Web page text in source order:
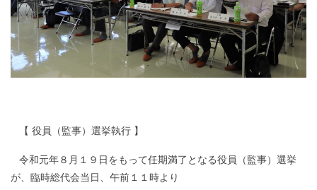
【 役員（監事）選挙執行 】
令和元年８月１９日をもって任期満了となる役員（監事）選挙
が、臨時総代会当日、午前１１時より